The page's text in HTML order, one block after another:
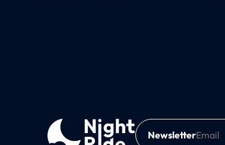
Newsletter